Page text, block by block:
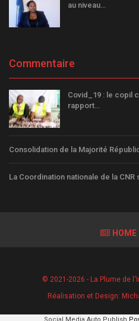
au niveau…
Commentaire
Covid_19 : le copil
rapport…
Consolidation de la Majorité
La Coordination nationale de la CNR
HOME
© 2021-2026 - La Plume de
Réalisation et Design:
Social Media Auto Publish